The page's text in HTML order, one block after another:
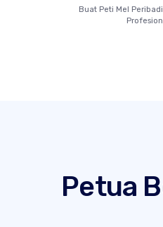
Buat Peti Mel
Petua